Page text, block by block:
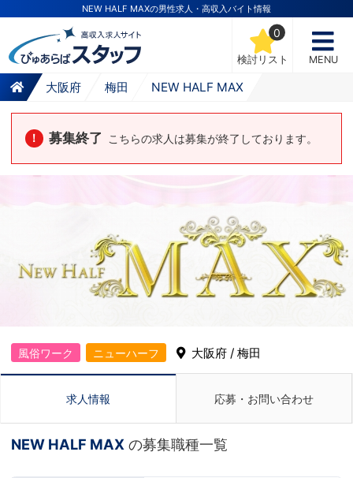
NEW HALF MAXの男性求人・高収入バイト情報
検討リスト
0
MENU
大阪府 梅田 NEW HALF MAX
！ 募集終了 こちらの求人は募集が終了しております。
風俗ワーク ニューハーフ 大阪府 / 梅田
求人情報 応募・お問い合わせ
NEW HALF MAX の募集職種一覧